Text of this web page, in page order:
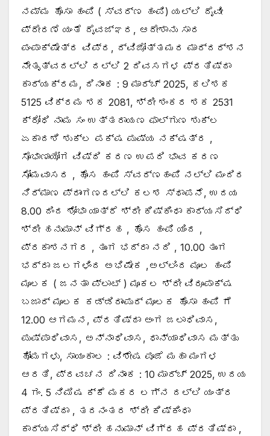
ನಮ್ಮ ಹೊಸಾ ಹಂಪಿ ( ಸ್ವರ್ಣ ಹಂಪಿ) ಯಲ್ಲಿ ದೈವೀ
ಪ್ರೇರಣೆ ಯಂತೆ ದೈವಜ್ಞರ, ಆದೇಶಾನು ಸಾರ
ಪಂಪಾಕ್ಷೇತ್ರ ವಿಪ್ರ, ದ್ವಿಜೋತ್ತಮರ ಮಾರ್ದರ್ಶನ
ನೇತೃತ್ವದಲ್ಲಿ ದಲ್ಲಿ 2 ದಿವಸಗಳ ಪ್ರತಿಷ್ಠಾ
ಕಾರ್ಯಕ್ರಮ, ದಿನಾಂಕ : 9 ಮಾರ್ಚ್ 2025, ಕಲಿಶಕ
5125 ವಿಕ್ರಮ ಶಕ 2081, ಶ್ರೀ ಶಂಕರ ಶಕ 2531
ಕ್ರೋಧಿ ನಾಮ ಸಂ ಉತ್ತರಾಯಣ ಫಾಲ್ಗುಣ ಶುಕ್ಲ
ಏಕಾದಶಿ ಶುಕ್ಲ ಪಕ್ಷ ಪುಷ್ಯ ನಕ್ಷತ್ರ ,
ಸೊಭಾಣಾಯೋಗ ವಿಷ್ಠಿ ಕರಣ ಉಪರಿ ಭಾವ ಕರಣ
ಸೋಮವಾಸರ , ಹೊಸ ಹಂಪಿ ಸ್ವರ್ಣಹಂಪಿ ನಲ್ಲಿ ಮಂದಿರ
ನಿರ್ಮಾಣ ಪ್ರಾಂಗಣದಲ್ಲಿ ಕಲಶ ಸ್ಥಾಪನೆ, ಉದಯ
8.00 ದಿಂದ ಶೋಭಾ ಯಾತ್ರೆ ಶ್ರೀ ಕಿಷ್ಕಿಂಧಾ ಕಾರ್ಯಸಿದ್ಧಿ
ಶ್ರೀ ಹನುಮಾನ್ ವಿಗ್ರಹ , ಹೊಸ ಹಂಪಿ ಯಿಂದ ,
ಪ್ರಕಾಶನಗರ , ತುಂಗ ಭದ್ರಾ ನದಿ , 10.00 ತುಂಗ
ಭದ್ರಾ ಜಲಗಳಿಂದ ಅಭಿಷೇಕ ,ಅಲ್ಲಿಂದ ಮೂಲ ಹಂಪಿ
ಮೂಲಕ ( ಜನತಾ ಪ್ಲಾಟ್ ) ಮೂಕಲ ಶ್ರೀ ವಿರೂಪಾಕ್ಷ
ಬಜಾರ್ ಮೂಲಕ ಕಡ್ಡಿರಾಂಪುರ್ ಮೂಲಕ ಹೊಸಾ ಹಂಪಿ ಗೆ
12.00 ಆಗಮನ, ಪ್ರತಿಷ್ಠಾ ಅಂಗ ಜಲಾಧಿವಾಸ,
ಪುಷ್ಪಾಧಿವಾಸ, ಅನ್ನಾಧಿವಾಸ, ಧಾನ್ಯಾಧಿವಾಸ ಮತ್ತು
ಹೋಮಗಳು, ಸಾಯಂಕಾಲ : ವಿಶೇಷ ಪೂಜೆ ಮಹಾ ಮಂಗಳ
ಆರತಿ, ಪ್ರವಚನ ದಿನಾಂಕ : 10 ಮಾರ್ಚ್ 2025, ಉದಯ
4 ಗಂ. 5 ನಿಮಿಷ ಕ್ಕೆ ಮಕರ ಲಗ್ನ ದಲ್ಲಿ ಯಂತ್ರ
ಪ್ರತಿಷ್ಠಾ , ತದನಂತರ ಶ್ರೀ ಕಿಷ್ಕಿಂಧಾ
ಕಾರ್ಯಸಿದ್ಧಿ ಶ್ರೀ ಹನುಮಾನ್ ವಿಗ್ರಹ ಪ್ರತಿಷ್ಠಾ ,